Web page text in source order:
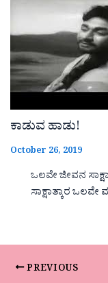
ಕಾಡುವ ಹಾಡು!
October 26, 2019
ಒಲವೇ ಜೀವನ
ಸಾಕ್ಷಾತ್ಕಾರ
PREVIOUS